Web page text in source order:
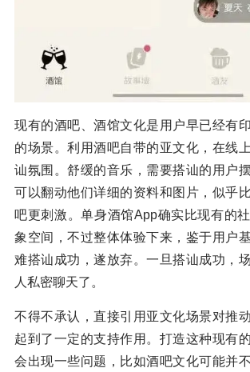
现有的酒吧、酒馆文化是用户早已经有
的场景。利用酒吧自带的亚文化，在线
讪氛围。舒缓的音乐，需要搭讪的用户
可以翻动他们详细的资料和图片，似乎
吧更刺激。单身酒馆App确实比现有的
象空间，不过整体体验下来，鉴于用户
难搭讪成功，遂放弃。一旦搭讪成功，
人私密聊天了。
不得不承认，直接引用亚文化场景对推
起到了一定的支持作用。打造这种现有
会出现一些问题，比如酒吧文化可能并